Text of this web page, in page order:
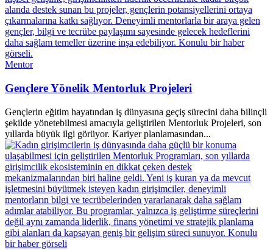
Mentor
Gençlere Yönelik Mentorluk Projeleri
Gençlerin eğitim hayatından iş dünyasına geçiş sürecini daha bilinçli
şekilde yönetebilmesi amacıyla geliştirilen Mentorluk Projeleri, son
yıllarda büyük ilgi görüyor. Kariyer planlamasından...